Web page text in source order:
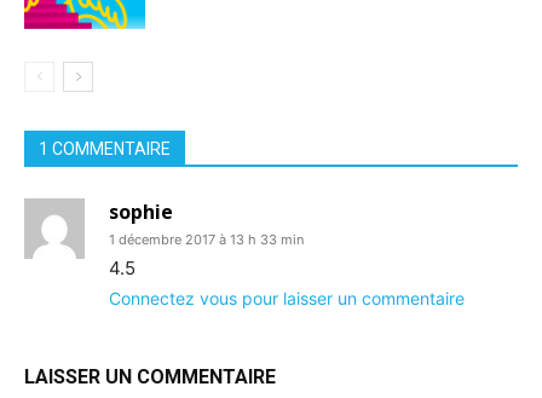
1 COMMENTAIRE
sophie
1 décembre 2017 à 13 h 33 min
4.5
Connectez vous pour laisser un commentaire
LAISSER UN COMMENTAIRE